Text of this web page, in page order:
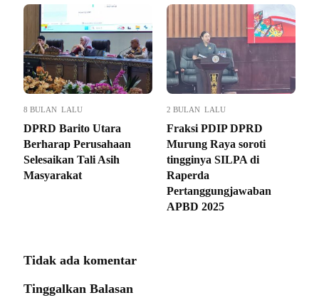
8 BULAN LALU
DPRD Barito Utara
Berharap Perusahaan
Selesaikan Tali Asih
Masyarakat
2 BULAN LALU
Fraksi PDIP DPRD
Murung Raya soroti
tingginya SILPA di
Raperda
Pertanggungjawaban
APBD 2025
Tidak ada komentar
Tinggalkan Balasan